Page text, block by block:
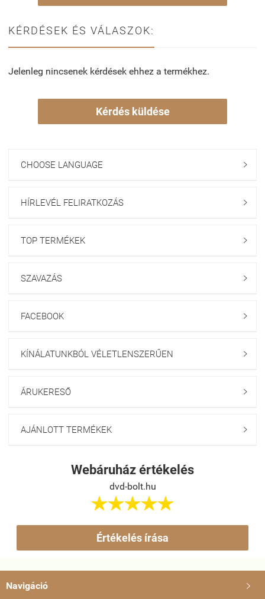
KÉRDÉSEK ÉS VÁLASZOK:
Jelenleg nincsenek kérdések ehhez a termékhez.
Kérdés küldése
CHOOSE LANGUAGE 
HÍRLEVÉL FELIRATKOZÁS 
TOP TERMÉKEK 
SZAVAZÁS 
FACEBOOK 
KÍNÁLATUNKBÓL VÉLETLENSZERŰEN 
ÁRUKERESŐ 
AJÁNLOTT TERMÉKEK 
Webáruház értékelés
dvd-bolt.hu

Értékelés írása
Navigáció 